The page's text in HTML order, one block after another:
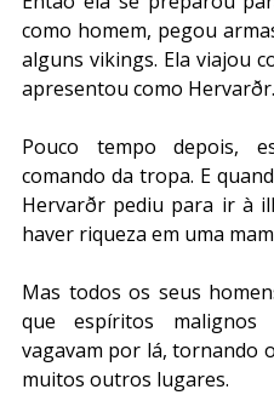
como homem, pegou
alguns vikings. Ela viajou
apresentou como Hervarðr.
Pouco tempo depois,
comando da tropa. E
Hervarðr pediu para ir à
haver riqueza em uma
Mas todos os seus
que espíritos malignos
vagavam por lá, tornando
muitos outros lugares.